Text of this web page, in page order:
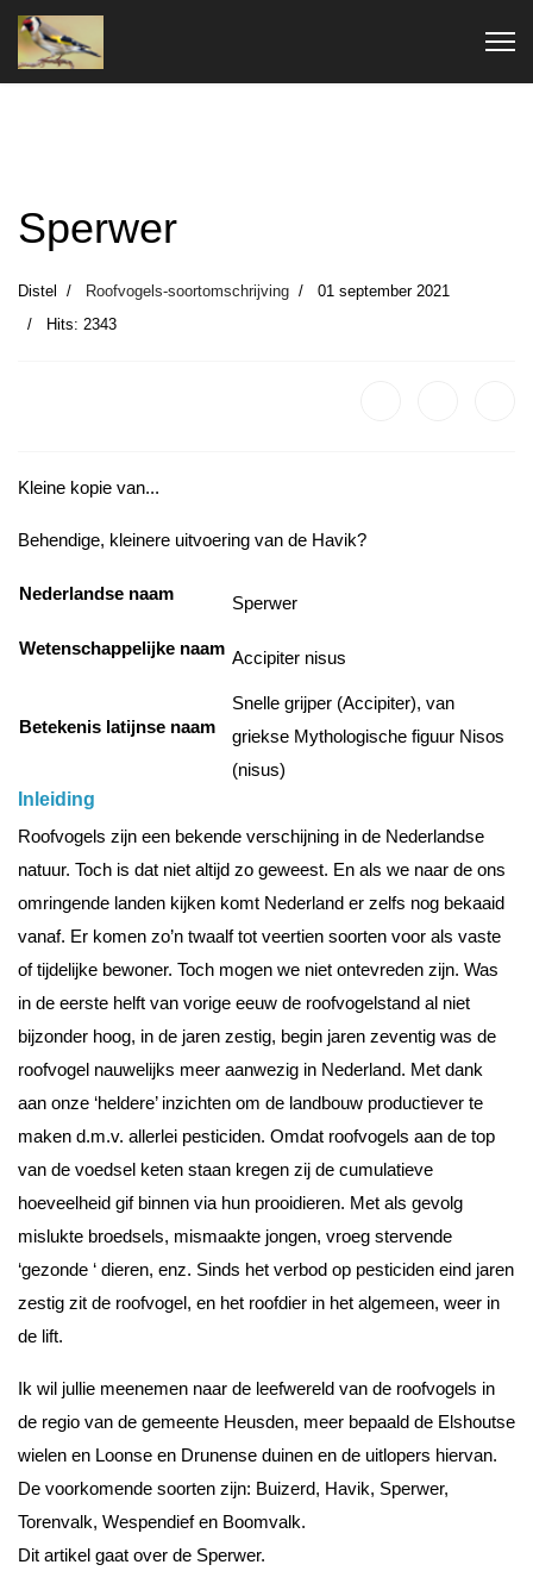
Sperwer
Distel Roofvogels-soortomschrijving
01 september 2021
Hits: 2343
Kleine kopie van...
Behendige, kleinere uitvoering van de Havik?
Nederlandse naam Sperwer
Wetenschappelijke naam Accipiter nisus
Betekenis latijnse naam
Snelle grijper (Accipiter), van
griekse Mythologische figuur Nisos
(nisus)
Inleiding
Roofvogels zijn een bekende verschijning in de Nederlandse
natuur. Toch is dat niet altijd zo geweest. En als we naar de ons
omringende landen kijken komt Nederland er zelfs nog bekaaid
vanaf. Er komen zo’n twaalf tot veertien soorten voor als vaste
of tijdelijke bewoner. Toch mogen we niet ontevreden zijn. Was
in de eerste helft van vorige eeuw de roofvogelstand al niet
bijzonder hoog, in de jaren zestig, begin jaren zeventig was de
roofvogel nauwelijks meer aanwezig in Nederland. Met dank
aan onze ‘heldere’ inzichten om de landbouw productiever te
maken d.m.v. allerlei pesticiden. Omdat roofvogels aan de top
van de voedsel keten staan kregen zij de cumulatieve
hoeveelheid gif binnen via hun prooidieren. Met als gevolg
mislukte broedsels, mismaakte jongen, vroeg stervende
‘gezonde ‘ dieren, enz. Sinds het verbod op pesticiden eind jaren
zestig zit de roofvogel, en het roofdier in het algemeen, weer in
de lift.
Ik wil jullie meenemen naar de leefwereld van de roofvogels in
de regio van de gemeente Heusden, meer bepaald de Elshoutse
wielen en Loonse en Drunense duinen en de uitlopers hiervan.
De voorkomende soorten zijn: Buizerd, Havik, Sperwer,
Torenvalk, Wespendief en Boomvalk.
Dit artikel gaat over de Sperwer.